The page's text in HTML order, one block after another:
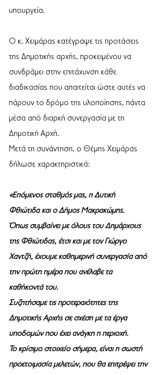
υπουργεία.
Ο κ. Χειμάρας κατέγραψε τις προτάσεις
της Δημοτικής αρχής, προκειμένου να
συνδράμει στην επιτάχυνση κάθε
διαδικασίας που απαιτείται ώστε αυτές να
πάρουν το δρόμο της υλοποίησης, πάντα
μέσα από διαρκή συνεργασία με τη
Δημοτική Αρχή.
Μετά τη συνάντηση, ο Θέμης Χειμάρας
δήλωσε χαρακτηριστικά:
«Επόμενος σταθμός μας, η Δυτική
Φθιώτιδα και ο Δήμος Μακρακώμης.
Όπως συμβαίνει με όλους του Δημάρχους
της Φθιώτιδας, έτσι και με τον Γιώργο
Χαντζή, έχουμε καθημερινή συνεργασία από
την πρώτη ημέρα που ανέλαβε τα
καθήκοντά του.
Συζητήσαμε τις προτεραιότητες της
Δημοτικής Αρχής σε σχέση με τα έργα
υποδομών που έχει ανάγκη η περιοχή.
Το κρίσιμο στοιχείο σήμερα, είναι η σωστή
προετοιμασία μελετών, που θα επιτρέψει την